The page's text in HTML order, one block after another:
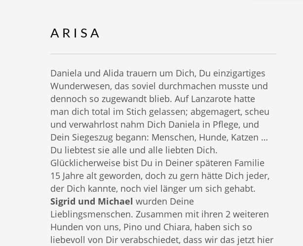
A R I S A
Daniela und Alida trauern um Dich, Du einzigartiges
Wunderwesen, das soviel durchmachen musste und
dennoch so zugewandt blieb. Auf Lanzarote hatte
man dich total im Stich gelassen; abgemagert, scheu
und verwahrlost nahm Dich Daniela in Pflege, und
Dein Siegeszug begann: Menschen, Hunde, Katzen …
Du liebtest sie alle und alle liebten Dich.
Glücklicherweise bist Du in Deiner späteren Familie
15 Jahre alt geworden, doch zu gern hätte Dich jeder,
der Dich kannte, noch viel länger um sich gehabt.
Sigrid und Michael wurden Deine
Lieblingsmenschen. Zusammen mit ihren 2 weiteren
Hunden von uns, Pino und Chiara, haben sich so
liebevoll von Dir verabschiedet, dass wir das jetzt hier